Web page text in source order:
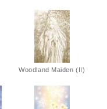
Woodland Maiden (II)